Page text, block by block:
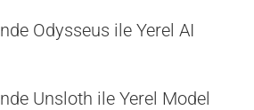
Odysseus ile Yerel AI
Unsloth ile Yerel Model